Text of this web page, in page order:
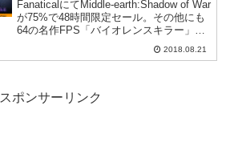
FanaticalにてMiddle-earth:Shadow of War
が75%で48時間限定セール。その他にも
64の名作FPS「バイオレンスキラー」の
PC版Turok+Turok2がセールになるなど大
2018.08.21
スポンサーリンク